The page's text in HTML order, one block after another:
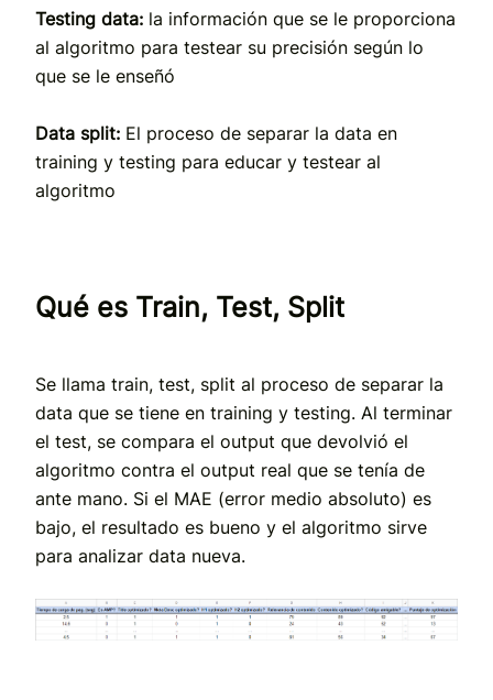
Testing data: la información que se le proporciona
al algoritmo para testear su precisión según lo
que se le enseñó
Data split: El proceso de separar la data en
training y testing para educar y testear al
algoritmo
Qué es Train, Test, Split
Se llama train, test, split al proceso de separar la
data que se tiene en training y testing. Al terminar
el test, se compara el output que devolvió el
algoritmo contra el output real que se tenía de
ante mano. Si el MAE (error medio absoluto) es
bajo, el resultado es bueno y el algoritmo sirve
para analizar data nueva.